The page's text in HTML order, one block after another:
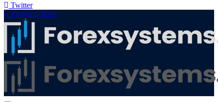
Twitter
Twitter
RSS